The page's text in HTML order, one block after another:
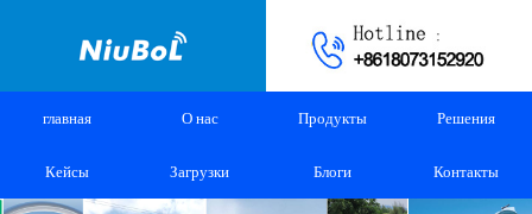
главная О нас Продукты Решения
Кейсы Загрузки Блоги Контакты